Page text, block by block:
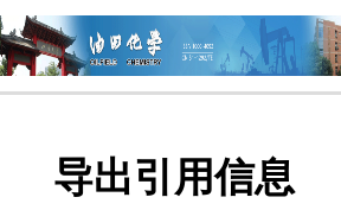
导出引用信息